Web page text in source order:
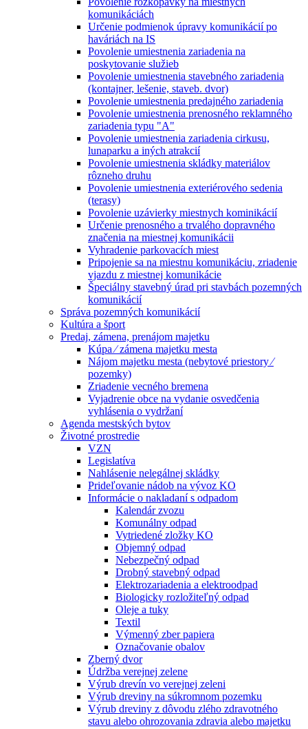
komunikáciách
Určenie podmienok úpravy komunikácií po
haváriách na IS
Povolenie umiestnenia zariadenia na
poskytovanie služieb
Povolenie umiestnenia stavebného zariadenia
(kontajner, lešenie, staveb. dvor)
Povolenie umiestnenia predajného zariadenia
Povolenie umiestnenia prenosného reklamného
zariadenia typu "A"
Povolenie umiestnenia zariadenia cirkusu,
lunaparku a iných atrakcií
Povolenie umiestnenia skládky materiálov
rôzneho druhu
Povolenie umiestnenia exteriérového sedenia
(terasy)
Povolenie uzávierky miestnych kominikácií
Určenie prenosného a trvalého dopravného
značenia na miestnej komunikácii
Vyhradenie parkovacích miest
Pripojenie sa na miestnu komunikáciu, zriadenie
vjazdu z miestnej komunikácie
Špeciálny stavebný úrad pri stavbách pozemných
komunikácií
Správa pozemných komunikácií
Kultúra a šport
Predaj, zámena, prenájom majetku
Kúpa ⁄ zámena majetku mesta
Nájom majetku mesta (nebytové priestory ⁄
pozemky)
Zriadenie vecného bremena
Vyjadrenie obce na vydanie osvedčenia
vyhlásenia o vydržaní
Agenda mestských bytov
Životné prostredie
VZN
Legislatíva
Nahlásenie nelegálnej skládky
Prideľovanie nádob na vývoz KO
Informácie o nakladaní s odpadom
Kalendár zvozu
Komunálny odpad
Vytriedené zložky KO
Objemný odpad
Nebezpečný odpad
Drobný stavebný odpad
Elektrozariadenia a elektroodpad
Biologicky rozložiteľný odpad
Oleje a tuky
Textil
Výmenný zber papiera
Označovanie obalov
Zberný dvor
Údržba verejnej zelene
Výrub drevín vo verejnej zeleni
Výrub dreviny na súkromnom pozemku
Výrub dreviny z dôvodu zlého zdravotného
stavu alebo ohrozovania zdravia alebo majetku